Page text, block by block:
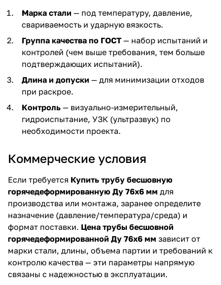
Марка стали — под температуру, давление,
свариваемость и ударную вязкость.
Группа качества по ГОСТ — набор испытаний и
контролей (чем выше требования, тем больше
подтверждающих испытаний).
Длина и допуски — для минимизации отходов
при раскрое.
Контроль — визуально-измерительный,
гидроиспытание, УЗК (ультразвук) по
необходимости проекта.
Коммерческие условия
Если требуется Купить трубу бесшовную
горячедеформированную Ду 76х6 мм для
производства или монтажа, заранее определите
назначение (давление/температура/среда) и
формат поставки. Цена трубы бесшовной
горячедеформированной Ду 76х6 мм зависит от
марки стали, длины, объема партии и требований к
контролю качества — эти параметры напрямую
связаны с надежностью в эксплуатации.